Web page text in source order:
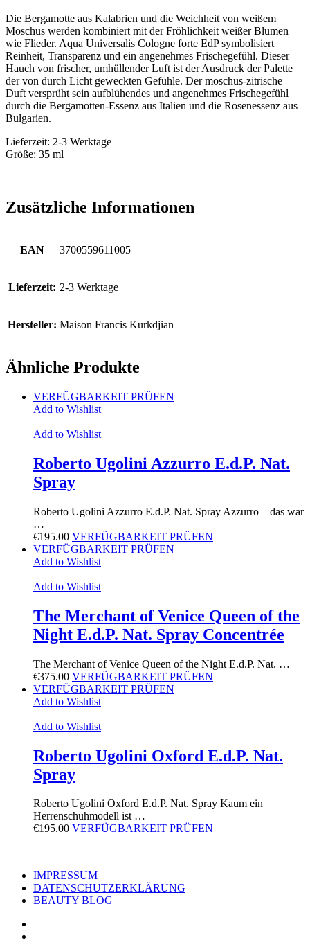
Die Bergamotte aus Kalabrien und die Weichheit von weißem
Moschus werden kombiniert mit der Fröhlichkeit weißer Blumen
wie Flieder. Aqua Universalis Cologne forte EdP symbolisiert
Reinheit, Transparenz und ein angenehmes Frischegefühl. Dieser
Hauch von frischer, umhüllender Luft ist der Ausdruck der Palette
der von durch Licht geweckten Gefühle. Der moschus-zitrische
Duft versprüht sein aufblühendes und angenehmes Frischegefühl
durch die Bergamotten-Essenz aus Italien und die Rosenessenz aus
Bulgarien.
Lieferzeit: 2-3 Werktage
Größe: 35 ml
Zusätzliche Informationen
EAN 3700559611005
Lieferzeit: 2-3 Werktage
Hersteller: Maison Francis Kurkdjian
Ähnliche Produkte
VERFÜGBARKEIT PRÜFEN
Add to Wishlist
Add to Wishlist
Roberto Ugolini Azzurro E.d.P. Nat.
Spray
Roberto Ugolini Azzurro E.d.P. Nat. Spray Azzurro – das war
…
€195.00 VERFÜGBARKEIT PRÜFEN
VERFÜGBARKEIT PRÜFEN
Add to Wishlist
Add to Wishlist
The Merchant of Venice Queen of the
Night E.d.P. Nat. Spray Concentrée
The Merchant of Venice Queen of the Night E.d.P. Nat. …
€375.00 VERFÜGBARKEIT PRÜFEN
VERFÜGBARKEIT PRÜFEN
Add to Wishlist
Add to Wishlist
Roberto Ugolini Oxford E.d.P. Nat.
Spray
Roberto Ugolini Oxford E.d.P. Nat. Spray Kaum ein
Herrenschuhmodell ist …
€195.00 VERFÜGBARKEIT PRÜFEN
IMPRESSUM
DATENSCHUTZERKLÄRUNG
BEAUTY BLOG